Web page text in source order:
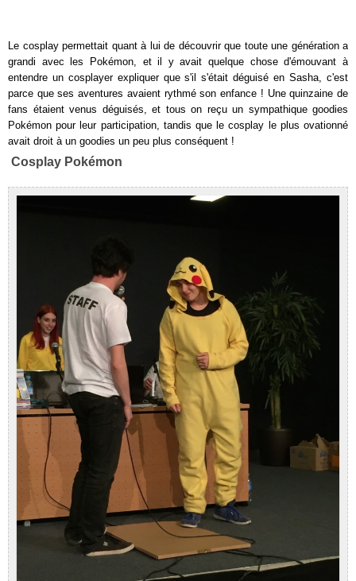
Le cosplay permettait quant à lui de découvrir que toute une génération a
grandi avec les Pokémon, et il y avait quelque chose d'émouvant à
entendre un cosplayer expliquer que s'il s'était déguisé en Sasha, c'est
parce que ses aventures avaient rythmé son enfance ! Une quinzaine de
fans étaient venus déguisés, et tous on reçu un sympathique goodies
Pokémon pour leur participation, tandis que le cosplay le plus ovationné
avait droit à un goodies un peu plus conséquent !
Cosplay Pokémon